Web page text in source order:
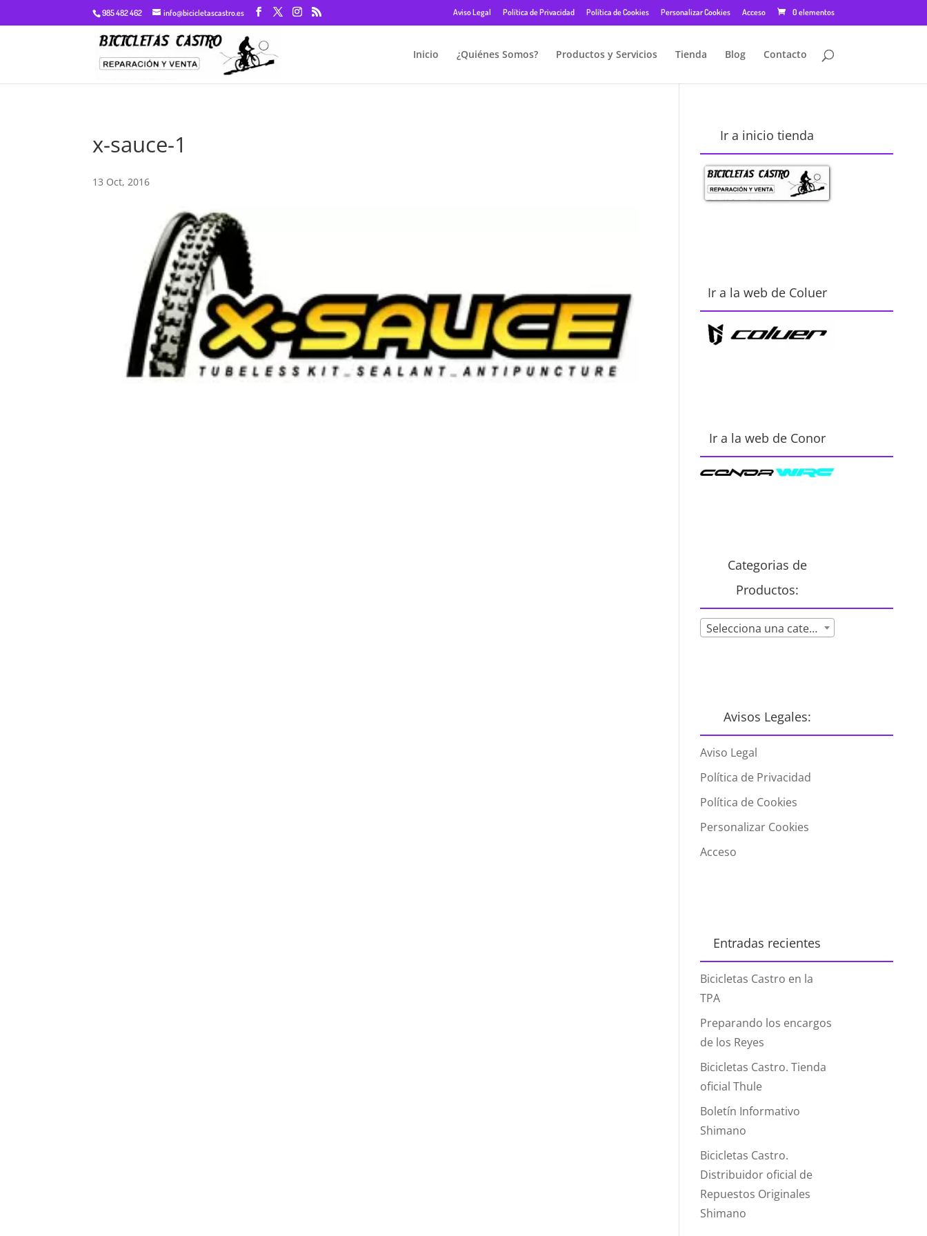
985 482 462 info@bicicletascastro.es Aviso Legal Política de Privacidad Política de Cookies Personalizar Cookies Acceso 0 elementos
Inicio ¿Quiénes Somos? Productos y Servicios Tienda Blog Contacto
x-sauce-1
13 Oct, 2016
Ir a inicio tienda
Ir a la web de Coluer
Ir a la web de Conor
Categorias de
Productos:
Selecciona una categoría
Avisos Legales:
Aviso Legal
Política de Privacidad
Política de Cookies
Personalizar Cookies
Acceso
Entradas recientes
Bicicletas Castro en la
TPA
Preparando los encargos
de los Reyes
Bicicletas Castro. Tienda
oficial Thule
Boletín Informativo
Shimano
Bicicletas Castro.
Distribuidor oficial de
Repuestos Originales
Shimano